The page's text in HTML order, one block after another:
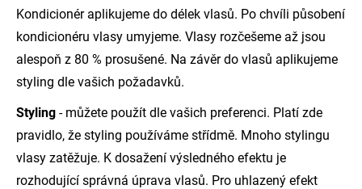
Kondicionér aplikujeme do délek vlasů. Po chvíli působení
kondicionéru vlasy umyjeme. Vlasy rozčešeme až jsou
alespoň z 80 % prosušené. Na závěr do vlasů aplikujeme
styling dle vašich požadavků.
Styling - můžete použít dle vašich preferenci. Platí zde
pravidlo, že styling používáme střídmě. Mnoho stylingu
vlasy zatěžuje. K dosažení výsledného efektu je
rozhodující správná úprava vlasů. Pro uhlazený efekt